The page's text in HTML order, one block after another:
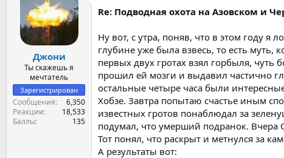
и
:
Джони
Ты скажешь я
мечтатель
Зарегистрирован
Сообщения
6,350
Реакции
18,533
Баллы
135
Re: Подводная охота на Азовском и
Ну вот, с утра, поняв, что в этом году
глубине уже была взвесь, то есть муть,
первых двух гротах взял горбыля, чуть
прошил ей мозги и выдавил частично
остальные четыре часа были
Хобзе. Завтра попытаю счастье иным
известных гротов понаблюдал за
подумал, что умерший подранок. Вчера
Тот понял, что раскрыт и метнулся за
А результаты вот: